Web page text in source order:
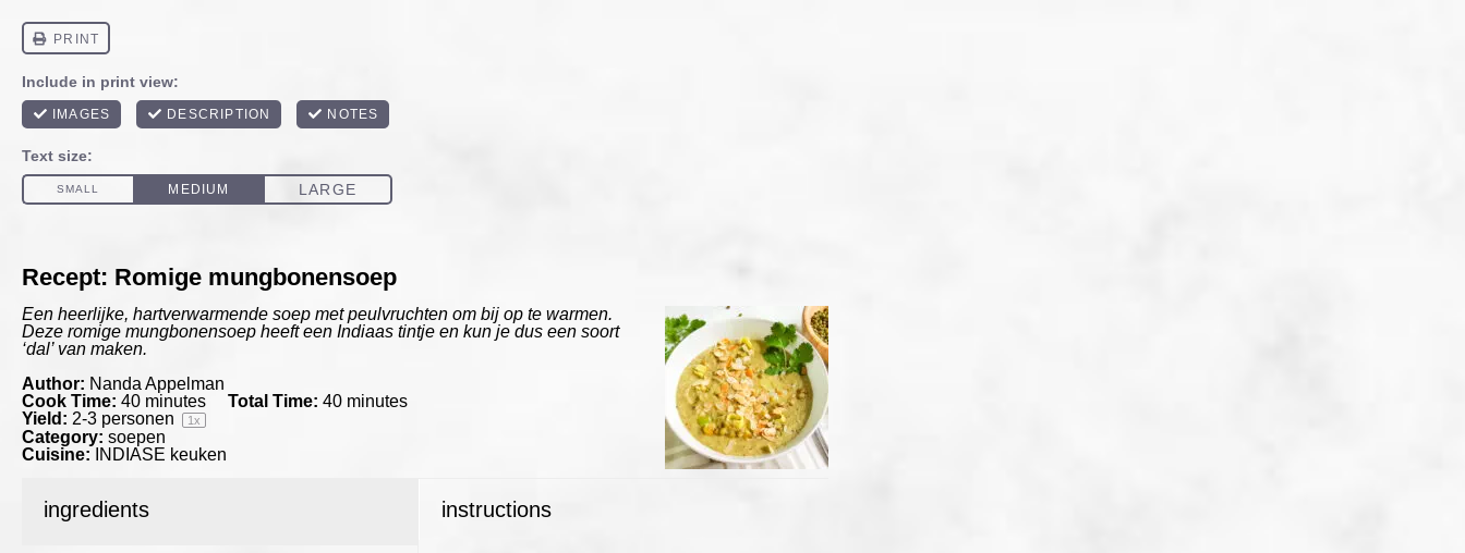
Recept: Romige mungbonensoep
Een heerlijke, hartverwarmende soep met peulvruchten om bij op te warmen.
Deze romige mungbonensoep heeft een Indiaas tintje en kun je dus een soort
‘dal’ van maken.
Author: Nanda Appelman
Cook Time: 40 minutes Total Time: 40 minutes
Yield: 2-3 personen 1x
Category: soepen
Cuisine:
INDIASE keuken
ingredients instructions